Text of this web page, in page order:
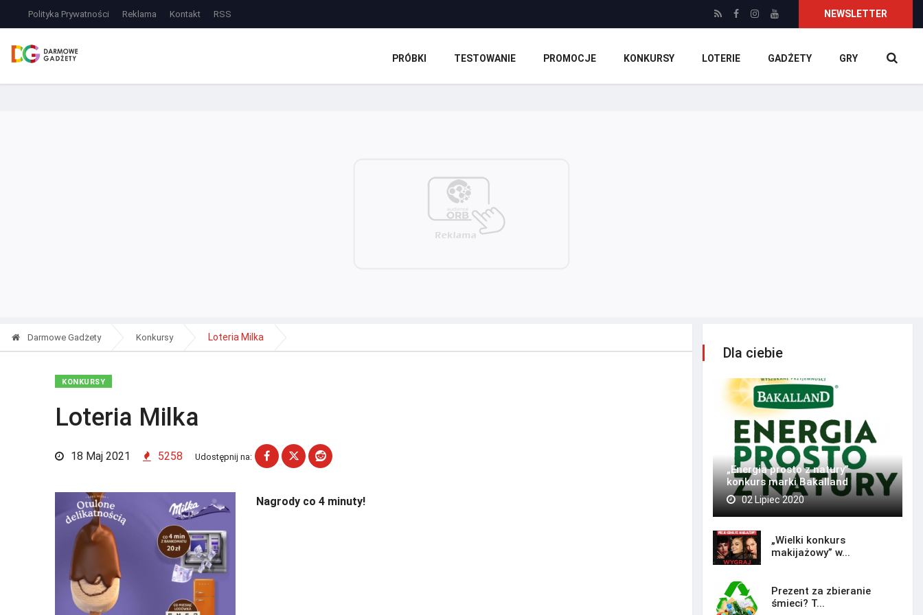
Polityka Prywatności Reklama Kontakt RSS NEWSLETTER
PRÓBKI TESTOWANIE PROMOCJE KONKURSY LOTERIE GADŻETY GRY
Darmowe Gadżety Konkursy Loteria Milka
KONKURSY
Loteria Milka
18 Maj 2021 5258 Udostępnij na:
Nagrody co 4 minuty!
Dla ciebie
„Energia prosto z natury”
konkurs marki Bakalland
02 Lipiec 2020
„Wielki konkurs
makijażowy” w...
Prezent za zbieranie
śmieci? T...